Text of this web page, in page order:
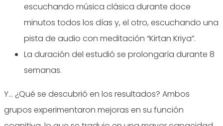
escuchando música clásica durante doce
minutos todos los días y, el otro, escuchando una
pista de audio con meditación “Kirtan Kriya”.
La duración del estudió se prolongaría durante 8
semanas.
Y… ¿Qué se descubrió en los resultados? Ambos
grupos experimentaron mejoras en su función